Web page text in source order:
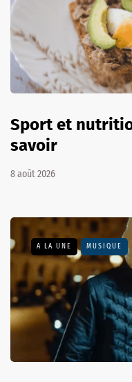
Sport et
savoir
8 août 2026
A LA UNE MUSIQUE